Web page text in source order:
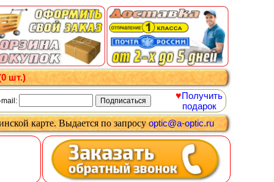
шт.)
♥Получить
подарок
карте. Выдается по запросуoptic@a-optic.ru